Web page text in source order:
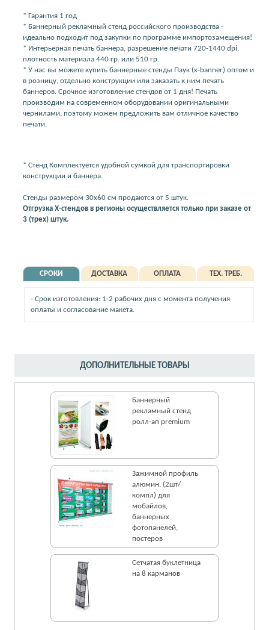
* Гарантия 1 год
* Баннерный рекламный стенд российского производства -
идеально подходит под закупки по программе импортозамещения!
* Интерьерная печать баннера, разрешение печати 720-1440 dpi,
плотность материала 440 гр. или 510 гр.
* У нас вы можете купить баннерные стенды Паук (x-banner) оптом и
в розницу, отдельно конструкции или заказать к ним печать
баннеров. Срочное изготовление стендов от 1 дня! Печать
производим на современном оборудовании оригинальными
чернилами, поэтому можем предложить вам отличное качество
печати.
* Стенд Комплектуется удобной сумкой для транспортировки
конструкции и баннера.
Стенды размером 30х60 см продаются от 5 штук.
Отгрузка Х-стендов в регионы осуществляется только при заказе от
3 (трех) штук.
СРОКИ ДОСТАВКА ОПЛАТА ТЕХ. ТРЕБ.
- Срок изготовления: 1-2 рабочих дня с момента получения
оплаты и согласование макета.
ДОПОЛНИТЕЛЬНЫЕ ТОВАРЫ
Баннерный
рекламный стенд
ролл-ап premium
Зажимной профиль
алюмин. (2шт/
компл) для
мобайлов,
баннерных
фотопанелей,
постеров
Сетчатая буклетница
на 8 карманов